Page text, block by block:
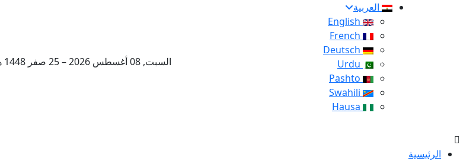
العربية
السبت, 08 أغسطس 2026 – 25 صفر 1448 هـ
الرئيسية